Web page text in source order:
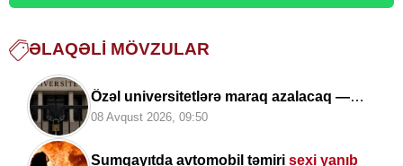
ƏLAQƏLI MÖVZULAR
Özəl universitetlərə maraq azalacaq —
Açıqlama
08 Avqust 2026, 09:50
Sumqayıtda avtomobil təmiri sexi yanıb